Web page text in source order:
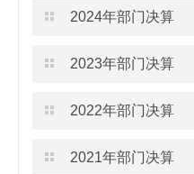
2024年部门决算
2023年部门决算
2022年部门决算
2021年部门决算